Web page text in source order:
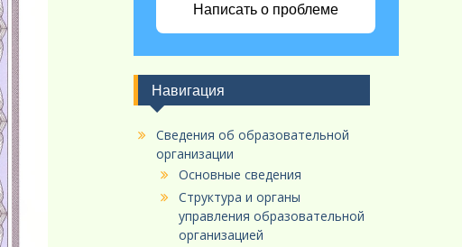
Написать о проблеме
Навигация
Сведения об образовательной
организации
Основные сведения
Структура и органы
управления образовательной
организацией